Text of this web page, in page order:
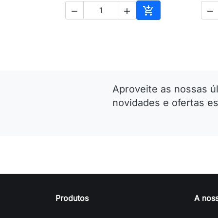
  
Adicionar ao

Aproveite as nossas
novidades e ofertas
Produtos A